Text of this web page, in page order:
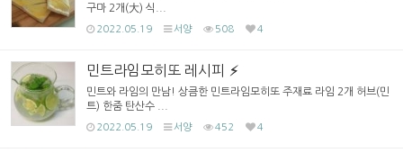
구마 2개(大) 식...
2022.05.19 서양 508 4
민트라임모히또 레시피
민트와 라임의 만남! 상큼한 민트라임모히또 주재료 라임 2개 허브(민
트) 한줌 탄산수 ...
2022.05.19 서양 452 4